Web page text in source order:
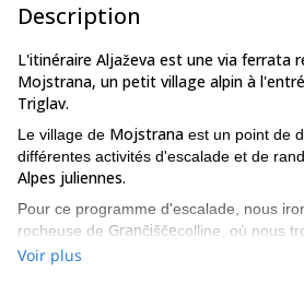
Description
L'itinéraire Aljaževa est une via ferrata
Mojstrana, un petit village alpin à
Triglav.
Le village de Mojstrana est un point de
différentes activités d'escalade et de
Alpes juliennes.
Pour ce programme d'escalade, nous
rocheuse de Grančiščecolline, où nous
ferratas passionnantes et sécurisées.
Voir plus